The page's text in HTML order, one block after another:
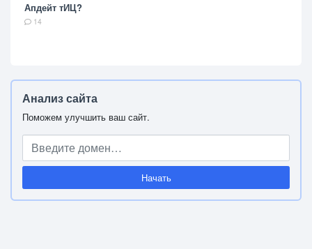
Апдейт тИЦ?
14
Анализ сайта
Поможем улучшить ваш сайт.
Начать